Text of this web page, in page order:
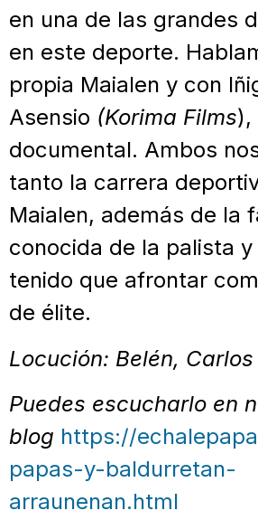
en una de las grandes
en este deporte.
propia Maialen y con
Asensio (Korima Films),
documental. Ambos
tanto la carrera
Maialen, además de la
conocida de la palista y
tenido que afrontar
de élite.
Locución: Belén,
Puedes escucharlo en
blog https://
papas-y-baldurretan-
arraunenan.html